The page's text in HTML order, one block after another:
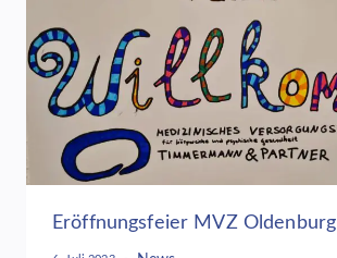
JUBILÄUMSVERANSTALTUNG
NTFN
E.V.
UND
MVZ
AM
1.9.2023
Eröffnungsfeier MVZ Oldenburg